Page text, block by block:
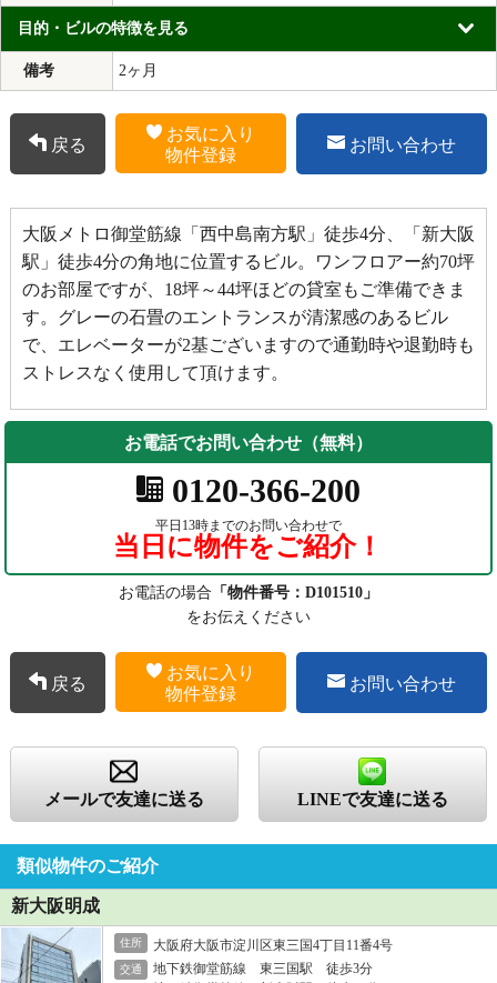
目的・ビルの特徴を見る
備考 2ヶ月
戻る
お気に入り
物件登録
お問い合わせ
大阪メトロ御堂筋線「西中島南方駅」徒歩4分、「新大阪
駅」徒歩4分の角地に位置するビル。ワンフロアー約70坪
のお部屋ですが、18坪～44坪ほどの貸室もご準備できま
す。グレーの石畳のエントランスが清潔感のあるビル
で、エレベーターが2基ございますので通勤時や退勤時も
ストレスなく使用して頂けます。
お電話でお問い合わせ（無料）
0120-366-200
平日13時までのお問い合わせで
当日に物件をご紹介！
お電話の場合 「物件番号：D101510」
をお伝えください
戻る
お気に入り
物件登録
お問い合わせ
メールで友達に送る LINEで友達に送る
類似物件のご紹介
新大阪明成
住所 大阪府大阪市淀川区東三国4丁目11番4号
交通
地下鉄御堂筋線 東三国駅 徒歩3分